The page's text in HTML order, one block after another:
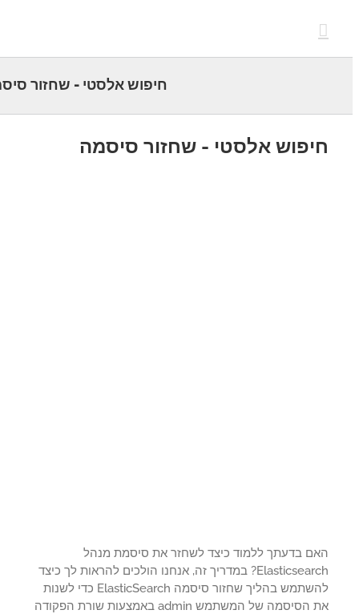
חיפוש אלסטי - שחזור סיסמה
אלסטי - שחזור סיסמה
בדעתך ללמוד כיצד לשחזר את סיסמת מנהל
Elasticsearch? במדריך זה, אנחנו הולכים להראות לך כיצד
להשתמש בהליך שחזור סיסמה ElasticSearch כדי לשנות
את הסיסמה של המשתמש admin באמצעות שורת הפקודה